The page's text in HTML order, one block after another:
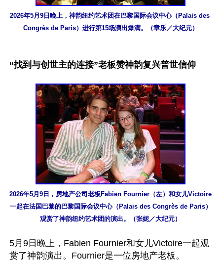
2026年5月9日晚上，神韵纽约艺术团在巴黎国际会议中心（Palais des
Congrès de Paris）进行第15场演出爆满。（章乐／大纪元）
“找到与创世主的连接”老板赞神韵复兴普世信仰
2026年5月9日，房地产公司老板Fabien Fournier（左）和女儿Victoire
一起在法国巴黎的巴黎国际会议中心（Palais des Congrès de Paris）
观赏了神韵纽约艺术团的演出。（张妮／大纪元）
5月9日晚上，Fabien Fournier和女儿Victoire一起观
赏了神韵演出。Fournier是一位房地产老板。